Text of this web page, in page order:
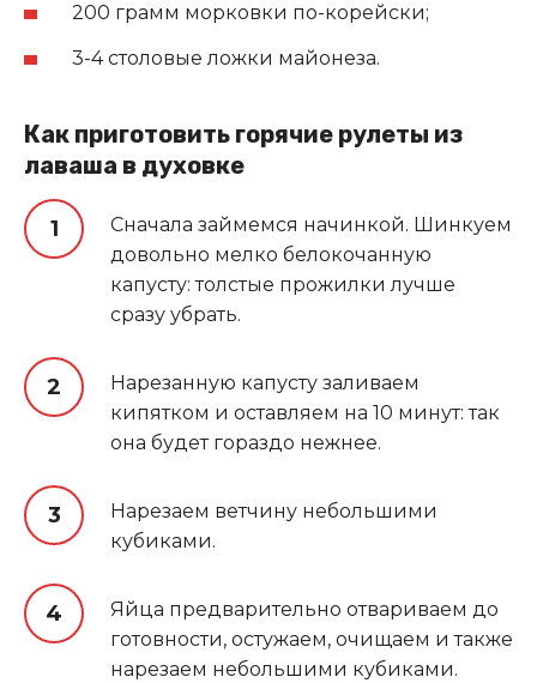
200 грамм морковки по-корейски;
3-4 столовые ложки майонеза.
Как приготовить горячие рулеты из
лаваша в духовке
Сначала займемся начинкой. Шинкуем
довольно мелко белокочанную
капусту: толстые прожилки лучше
сразу убрать.
Нарезанную капусту заливаем
кипятком и оставляем на 10 минут: так
она будет гораздо нежнее.
Нарезаем ветчину небольшими
кубиками.
Яйца предварительно отвариваем до
готовности, остужаем, очищаем и также
нарезаем небольшими кубиками.